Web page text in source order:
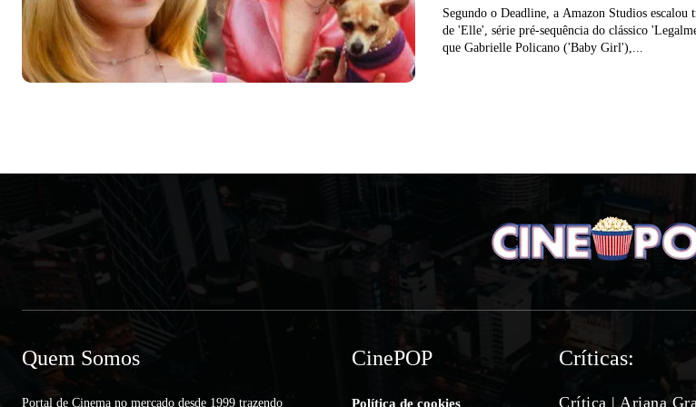
Segundo o Deadline, a Amazon Studios escalou
de 'Elle', série pré-sequência do clássico
que Gabrielle Policano ('Baby Girl'),...
Quem Somos
Portal de Cinema no mercado desde 1999 trazendo
CinePOP
Política de cookies
Críticas:
Crítica | Ariana